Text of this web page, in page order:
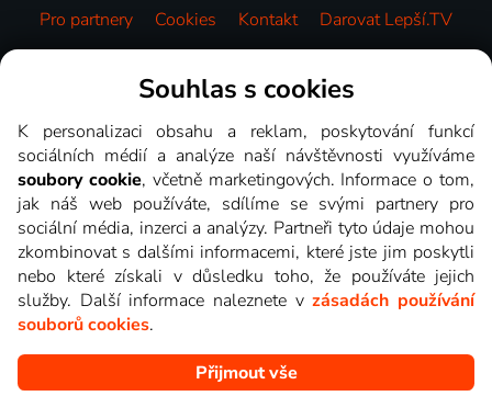
Pro partnery
Cookies Kontakt Darovat Lepší.TV
Videotéka
Copyright © goNET s.r.o. Na tomto webu jsou zobrazovány
Souhlas s cookies
K personalizaci obsahu a reklam, poskytování funkcí
sociálních médií a analýze naší návštěvnosti využíváme
soubory cookie, včetně marketingových. Informace o tom,
jak náš web používáte, sdílíme se svými partnery pro
sociální média, inzerci a analýzy. Partneři tyto údaje mohou
zkombinovat s dalšími informacemi, které jste jim poskytli
nebo které získali v důsledku toho, že používáte jejich
služby. Další informace naleznete vzásadách používání
souborů cookies.
Přijmout vše